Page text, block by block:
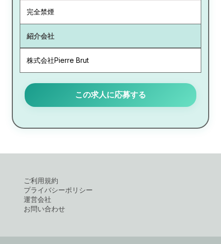
完全禁煙
紹介会社
株式会社Pierre Brut
この求人に応募する
ご利用規約
プライバシーポリシー
運営会社
お問い合わせ